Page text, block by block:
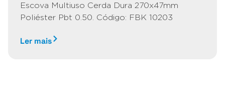
Escova Multiuso Cerda Dura 270x47mm
Poliéster Pbt 0.50. Código: FBK 10203
Ler mais